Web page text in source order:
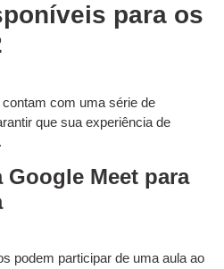
para os
com uma série de
que sua experiência de
Meet para
podem participar de uma aula ao